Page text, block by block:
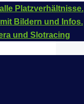
Platzverhältnisse.
Bildern und Infos.
und Slotracing